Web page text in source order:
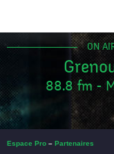
ON
88.8 fm -
Espace Pro – Partenaires